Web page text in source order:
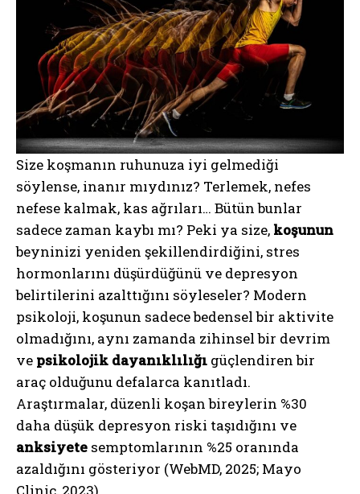
Size koşmanın ruhunuza iyi gelmediği
söylense, inanır mıydınız? Terlemek, nefes
nefese kalmak, kas ağrıları… Bütün bunlar
sadece zaman kaybı mı? Peki ya size, koşunun
beyninizi yeniden şekillendirdiğini, stres
hormonlarını düşürdüğünü ve depresyon
belirtilerini azalttığını söyleseler? Modern
psikoloji, koşunun sadece bedensel bir aktivite
olmadığını, aynı zamanda zihinsel bir devrim
ve psikolojik dayanıklılığı güçlendiren bir
araç olduğunu defalarca kanıtladı.
Araştırmalar, düzenli koşan bireylerin %30
daha düşük depresyon riski taşıdığını ve
anksiyete semptomlarının %25 oranında
azaldığını gösteriyor (WebMD, 2025; Mayo
Clinic, 2023).